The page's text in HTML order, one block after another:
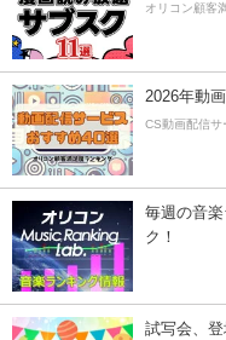
オリコン顧客
2026年動
CS動画配信サ
毎週の音
ク！
試写会、